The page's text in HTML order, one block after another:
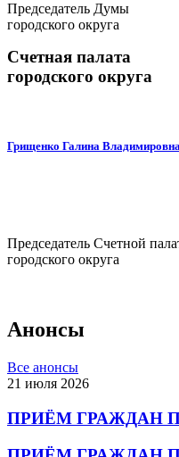
Председатель Думы
городского округа
Счетная палата
городского округа
Грищенко Галина
Председатель Счетной
городского округа
Анонсы
Все анонсы
21 июля 2026
ПРИЁМ ГРАЖДАН